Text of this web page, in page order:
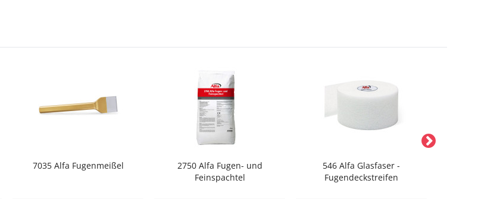
7035 Alfa Fugenmeißel
2750 Alfa Fugen- und
Feinspachtel
546 Alfa Glasfaser -
Fugendeckstreifen